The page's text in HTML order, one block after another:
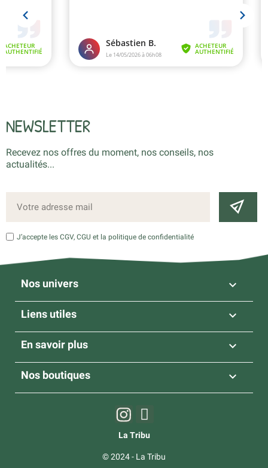
NEWSLETTER
Recevez nos offres du moment, nos conseils, nos
actualités...
J’accepte les CGV, CGU et la politique de confidentialité
Nos univers 
Liens utiles 
En savoir plus 
Nos boutiques 
La Tribu
© 2024 - La Tribu